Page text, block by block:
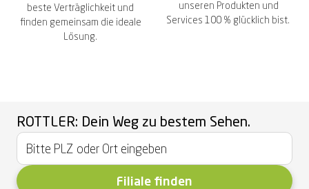
beste Verträglichkeit und
finden gemeinsam die ideale
Lösung.
unseren Produkten und
Services 100 % glücklich bist.
ROTTLER: Dein Weg zu bestem Sehen.
Filiale finden